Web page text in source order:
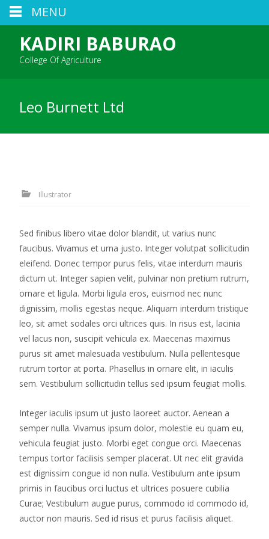
KADIRI BABURAO
College Of Agriculture
Leo Burnett Ltd
Illustrator
Sed finibus libero vitae dolor blandit, ut varius nunc
faucibus. Vivamus et urna justo. Integer volutpat sollicitudin
eleifend. Donec tempor purus felis, vitae interdum mauris
dictum ut. Integer sapien velit, pulvinar non pretium rutrum,
ornare et ligula. Morbi ligula eros, euismod nec nunc
dignissim, mollis egestas neque. Aliquam interdum tristique
leo, sit amet sodales orci ultrices quis. In risus est, lacinia
vel lacus non, suscipit vehicula ex. Maecenas maximus
purus sit amet malesuada vestibulum. Nulla pellentesque
rutrum tortor at porta. Phasellus in ornare elit, in iaculis
sem. Vestibulum sollicitudin tellus sed ipsum feugiat mollis.
Integer iaculis ipsum ut justo laoreet auctor. Aenean a
semper nulla. Vivamus ipsum dolor, molestie eu quam eu,
vehicula feugiat justo. Morbi eget congue orci. Maecenas
tempus tortor facilisis semper placerat. Ut nec elit gravida
est dignissim congue id non nulla. Vestibulum ante ipsum
primis in faucibus orci luctus et ultrices posuere cubilia
Curae; Vestibulum augue purus, commodo id commodo id,
auctor non mauris. Sed id risus et purus facilisis aliquet.
MENU